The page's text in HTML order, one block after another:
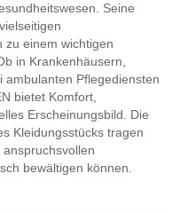
Seine
zu einem wichtigen
in Krankenhäusern,
ambulanten Pflegediensten
bietet Komfort,
Erscheinungsbild. Die
Kleidungsstücks tragen
bewältigen können.